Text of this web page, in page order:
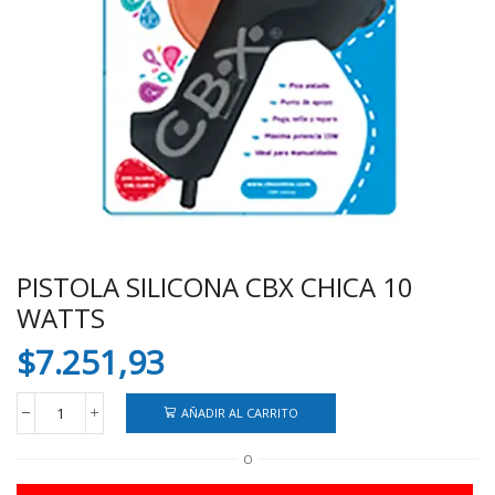
PISTOLA SILICONA CBX CHICA 10
WATTS
$7.251,93
PISTOLA
SILICONA
CHICA
AÑADIR AL CARRITO
O